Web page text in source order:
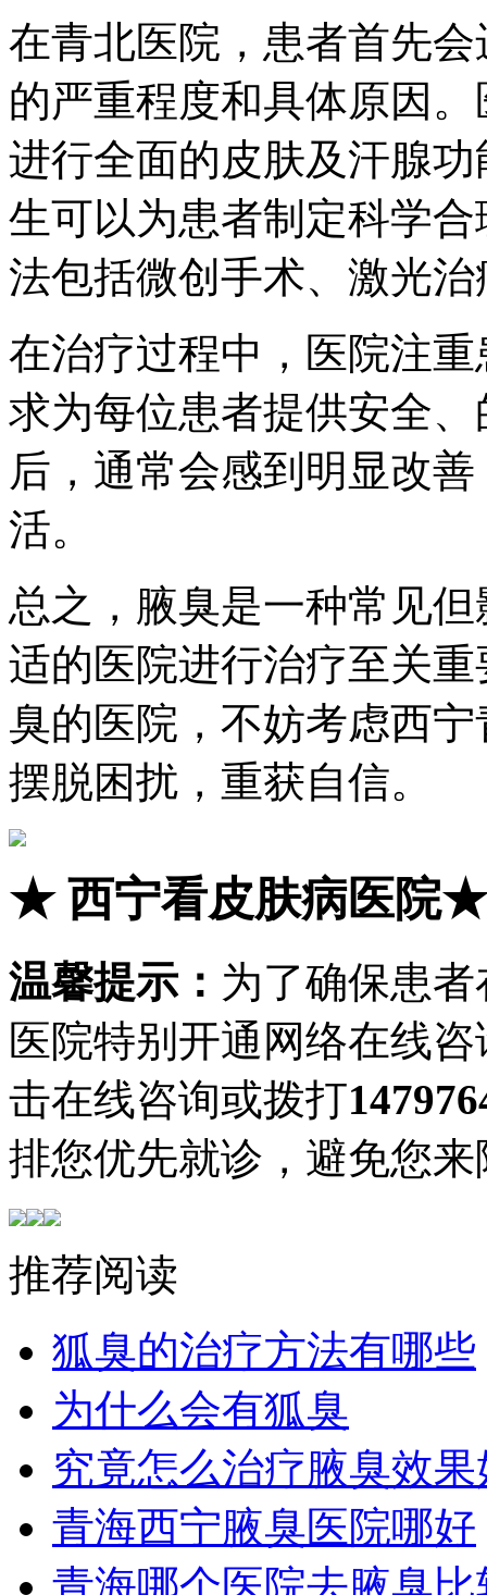
在青北医院，患者首先
的严重程度和具体原因
进行全面的皮肤及汗腺
生可以为患者制定科学
法包括微创手术、激光治
在治疗过程中，医院注
求为每位患者提供安全
后，通常会感到明显改
活。
总之，腋臭是一种常见
适的医院进行治疗至关
臭的医院，不妨考虑西
摆脱困扰，重获自信。
★西宁看皮肤病医院★
温馨提示： 为了确保患
医院特别开通网络在线
击在线咨询或拨打
排您优先就诊，避免您
推荐阅读
狐臭的治疗方法有哪些
为什么会有狐臭
究竟怎么治疗腋臭效果
青海西宁腋臭医院哪好